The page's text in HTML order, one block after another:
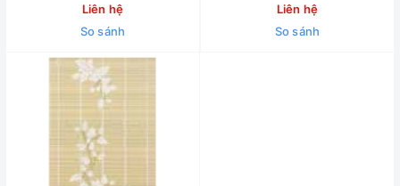
Liên hệ
So sánh
Liên hệ
So sánh